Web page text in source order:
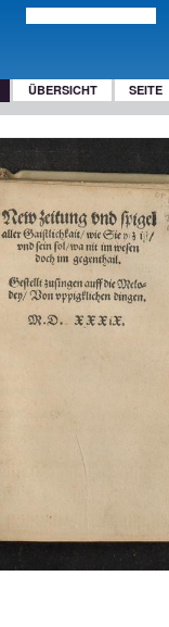
ÜBERSICHT SEITE